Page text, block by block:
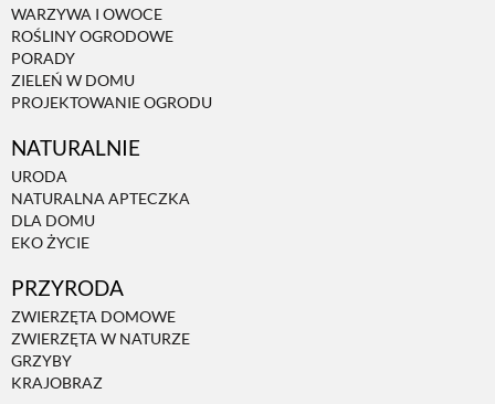
WARZYWA I OWOCE
ROŚLINY OGRODOWE
PORADY
ZIELEŃ W DOMU
PROJEKTOWANIE OGRODU
NATURALNIE
URODA
NATURALNA APTECZKA
DLA DOMU
EKO ŻYCIE
PRZYRODA
ZWIERZĘTA DOMOWE
ZWIERZĘTA W NATURZE
GRZYBY
KRAJOBRAZ
NATURALNA APTECZKA